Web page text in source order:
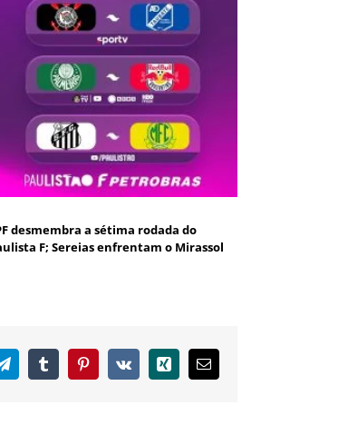
desmembra a sétima rodada do
F; Sereias enfrentam o Mirassol
TelegramTumblr PinterestVk Xing
E-
mail